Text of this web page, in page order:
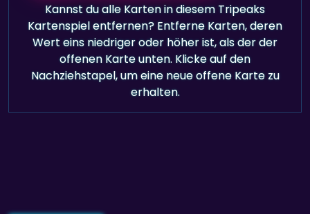
Kannst du alle Karten in diesem Tripeaks
Kartenspiel entfernen? Entferne Karten, deren
Wert eins niedriger oder höher ist, als der der
offenen Karte unten. Klicke auf den
Nachziehstapel, um eine neue offene Karte zu
erhalten.